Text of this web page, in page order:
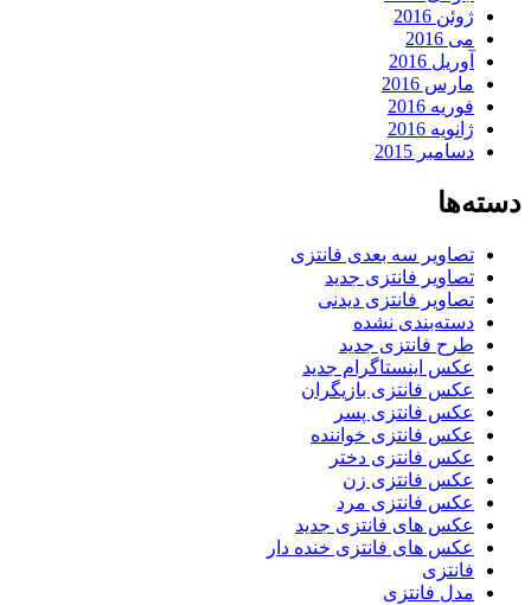
2016
2016
2016
2016
2016
2015
سه بعدی فانتزی
فانتزی جدید
فانتزی دیدنی
نشده
فانتزی جدید
اینستاگرام جدید
فانتزی بازیگران
فانتزی پسر
فانتزی خواننده
فانتزی دختر
فانتزی زن
فانتزی مرد
های فانتزی جدید
های فانتزی خنده دار
فانتزی